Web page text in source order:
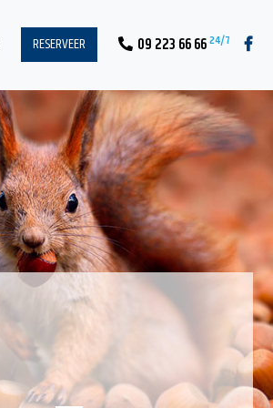
RESERVEER 09 223 66 6624/7